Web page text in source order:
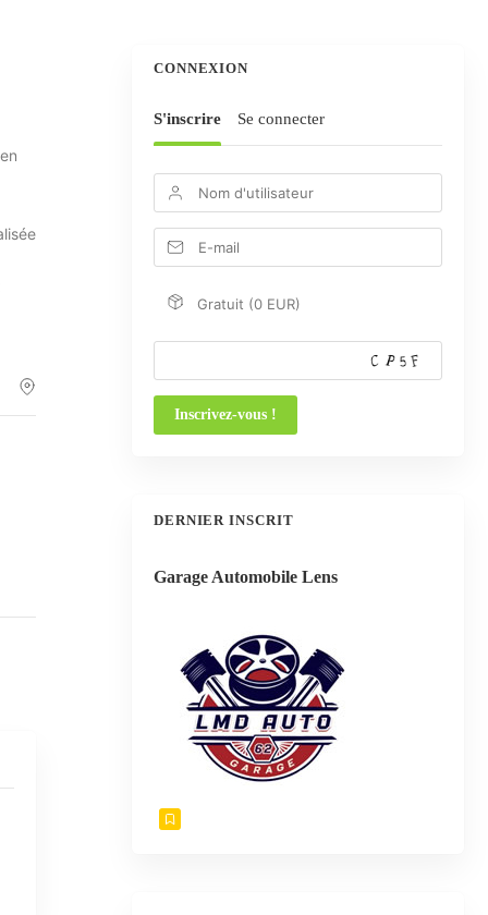
CONNEXION
S'inscrire Se connecter
Gratuit (0 EUR)
DERNIER INSCRIT
Garage Automobile Lens